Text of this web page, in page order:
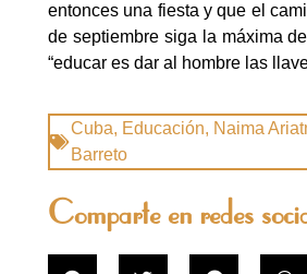
entonces una fiesta y que el
de septiembre siga la máxima
“educar es dar al hombre las
Cuba, Educación, Naima
Barreto
Comparte en redes